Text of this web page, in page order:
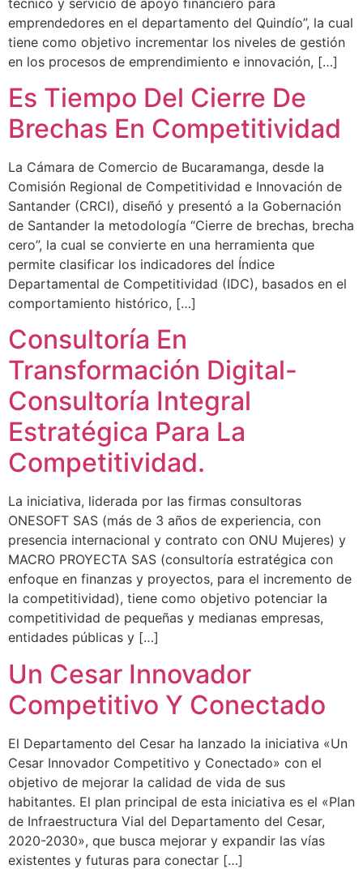
emprendedores en el departamento del Quindío”, la cual
tiene como objetivo incrementar los niveles de gestión
en los procesos de emprendimiento e innovación, […]
Es Tiempo Del Cierre De
Brechas En Competitividad
La Cámara de Comercio de Bucaramanga, desde la
Comisión Regional de Competitividad e Innovación de
Santander (CRCI), diseñó y presentó a la Gobernación
de Santander la metodología “Cierre de brechas, brecha
cero”, la cual se convierte en una herramienta que
permite clasificar los indicadores del Índice
Departamental de Competitividad (IDC), basados en el
comportamiento histórico, […]
Consultoría En
Transformación Digital-
Consultoría Integral
Estratégica Para La
Competitividad.
La iniciativa, liderada por las firmas consultoras
ONESOFT SAS (más de 3 años de experiencia, con
presencia internacional y contrato con ONU Mujeres) y
MACRO PROYECTA SAS (consultoría estratégica con
enfoque en finanzas y proyectos, para el incremento de
la competitividad), tiene como objetivo potenciar la
competitividad de pequeñas y medianas empresas,
entidades públicas y […]
Un Cesar Innovador
Competitivo Y Conectado
El Departamento del Cesar ha lanzado la iniciativa «Un
Cesar Innovador Competitivo y Conectado» con el
objetivo de mejorar la calidad de vida de sus
habitantes. El plan principal de esta iniciativa es el «Plan
de Infraestructura Vial del Departamento del Cesar,
2020-2030», que busca mejorar y expandir las vías
existentes y futuras para conectar […]